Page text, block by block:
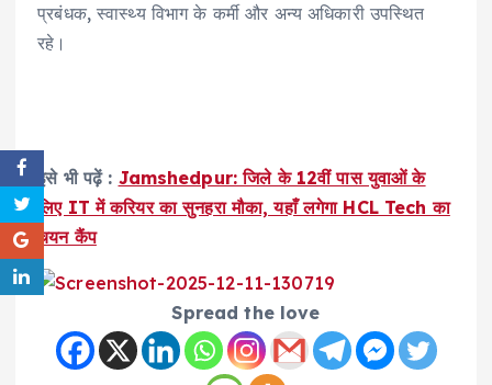
प्रबंधक, स्वास्थ्य विभाग के कर्मी और अन्य अधिकारी उपस्थित
रहे।
इसे भी पढ़ें : Jamshedpur: जिले के 12वीं पास युवाओं के
लिए IT में करियर का सुनहरा मौका, यहाँ लगेगा HCL Tech का
चयन कैंप
Spread the love